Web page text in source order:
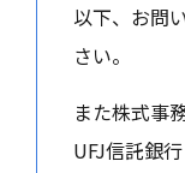
以下、お問
さい。
また株式事
UFJ信託銀